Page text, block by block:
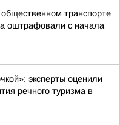
транспорте
оштрафовали с начала
эксперты оценили
речного туризма в